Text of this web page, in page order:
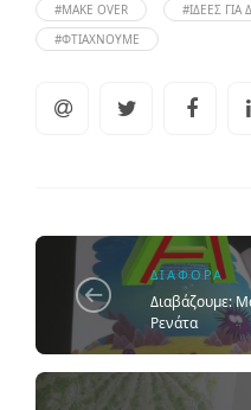
#MAKE OVER
#ΙΔΈΕΣ ΓΙΑ
#ΦΤΙΆΧΝΟΥΜΕ
ΔΙΆΦΟΡΑ
Διαβάζουμε:
Ρενάτα